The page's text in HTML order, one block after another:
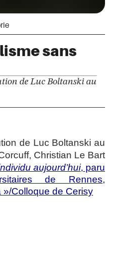
sans
de Luc Boltanski au
de Luc Boltanski au
Christian Le Bart
aujourd’hui, paru
de Rennes,
Colloque de Cerisy